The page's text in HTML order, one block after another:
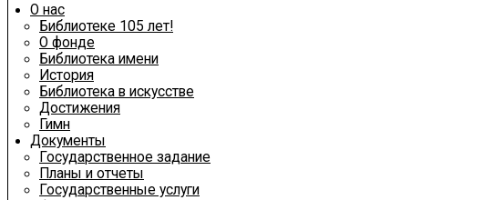
О нас
Библиотеке 105 лет!
О фонде
Библиотека имени
История
Библиотека в искусстве
Достижения
Гимн
Документы
Государственное задание
Планы и отчеты
Государственные услуги